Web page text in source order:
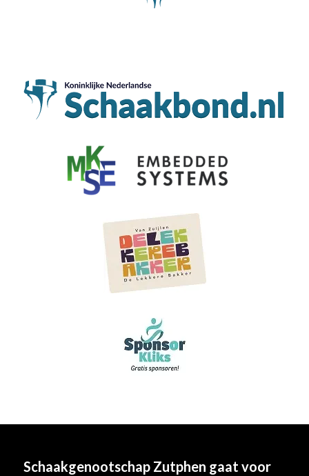
Schaakgenootschap Zutphen gaat voor